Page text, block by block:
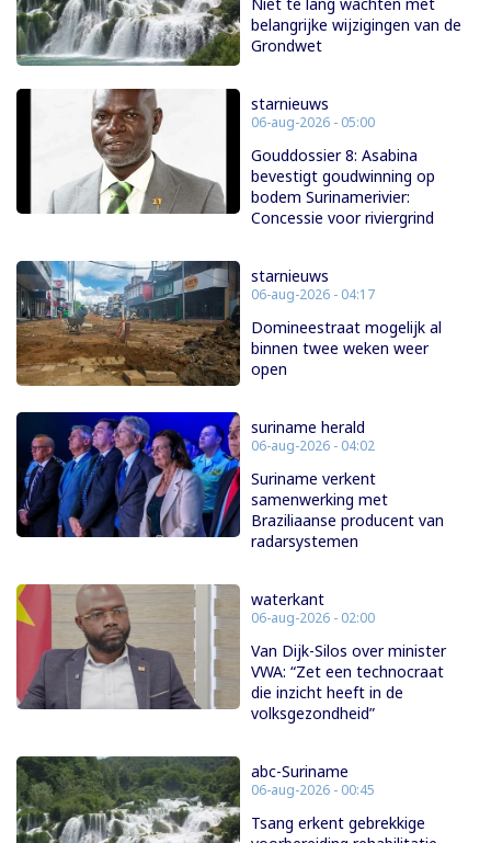
belangrijke wijzigingen van de
Grondwet
starnieuws
06-aug-2026 - 05:00
Gouddossier 8: Asabina
bevestigt goudwinning op
bodem Surinamerivier:
Concessie voor riviergrind
starnieuws
06-aug-2026 - 04:17
Domineestraat mogelijk al
binnen twee weken weer
open
suriname herald
06-aug-2026 - 04:02
Suriname verkent
samenwerking met
Braziliaanse producent van
radarsystemen
waterkant
06-aug-2026 - 02:00
Van Dijk-Silos over minister
VWA: “Zet een technocraat
die inzicht heeft in de
volksgezondheid”
abc-Suriname
06-aug-2026 - 00:45
Tsang erkent gebrekkige